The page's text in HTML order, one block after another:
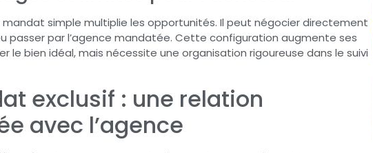
mandat simple multiplie les opportunités. Il peut négocier directement
passer par l’agence mandatée. Cette configuration augmente ses
le bien idéal, mais nécessite une organisation rigoureuse dans le suivi
exclusif : une relation
avec l’agence